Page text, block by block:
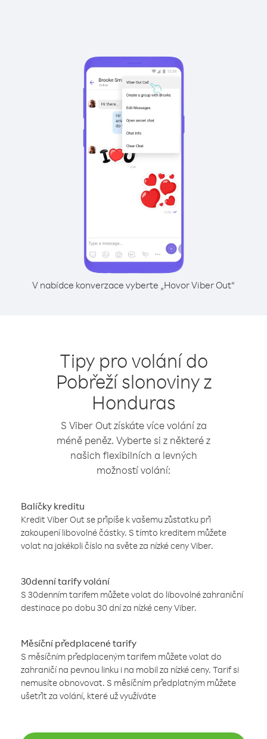
V nabídce konverzace vyberte „Hovor Viber Out“
Tipy pro volání do
Pobřeží slonoviny z
Honduras
S Viber Out získáte více volání za
méně peněz. Vyberte si z některé z
našich flexibilních a levných
možností volání:
Balíčky kreditu
Kredit Viber Out se připíše k vašemu zůstatku při
zakoupení libovolné částky. S tímto kreditem můžete
volat na jakékoli číslo na světe za nízké ceny Viber.
30denní tarify volání
S 30denním tarifem můžete volat do libovolné zahraniční
destinace po dobu 30 dní za nízké ceny Viber.
Měsíční předplacené tarify
S měsíčním předplaceným tarifem můžete volat do
zahraničí na pevnou linku i na mobil za nízké ceny. Tarif si
nemusíte obnovovat. S měsíčním předplatným můžete
ušetřit za volání, které už využíváte